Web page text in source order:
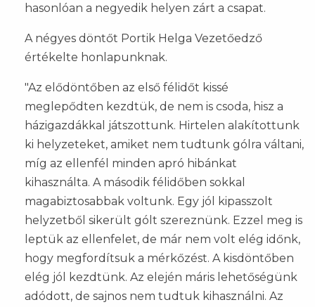
hasonlóan a negyedik helyen zárt a csapat.
A négyes döntőt Portik Helga Vezetőedző
értékelte honlapunknak.
"Az elődöntőben az első félidőt kissé
meglepődten kezdtük, de nem is csoda, hisz a
házigazdákkal játszottunk. Hirtelen alakítottunk
ki helyzeteket, amiket nem tudtunk gólra váltani,
míg az ellenfél minden apró hibánkat
kihasználta. A második félidőben sokkal
magabiztosabbak voltunk. Egy jól kipasszolt
helyzetből sikerült gólt szereznünk. Ezzel meg is
leptük az ellenfelet, de már nem volt elég időnk,
hogy megfordítsuk a mérkőzést. A kisdöntőben
elég jól kezdtünk. Az elején máris lehetőségünk
adódott, de sajnos nem tudtuk kihasználni. Az